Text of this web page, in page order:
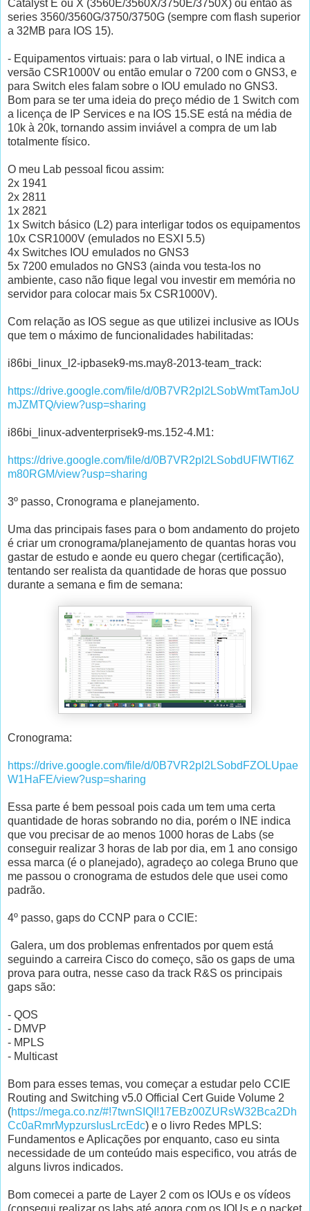
Catalyst E ou X (3560E/3560X/3750E/3750X) ou então as
series 3560/3560G/3750/3750G (sempre com flash superior
a 32MB para IOS 15).
- Equipamentos virtuais: para o lab virtual, o INE indica a
versão CSR1000V ou então emular o 7200 com o GNS3, e
para Switch eles falam sobre o IOU emulado no GNS3.
Bom para se ter uma ideia do preço médio de 1 Switch com
a licença de IP Services e na IOS 15.SE está na média de
10k à 20k, tornando assim inviável a compra de um lab
totalmente físico.
O meu Lab pessoal ficou assim:
2x 1941
2x 2811
1x 2821
1x Switch básico (L2) para interligar todos os equipamentos
10x CSR1000V (emulados no ESXI 5.5)
4x Switches IOU emulados no GNS3
5x 7200 emulados no GNS3 (ainda vou testa-los no
ambiente, caso não fique legal vou investir em memória no
servidor para colocar mais 5x CSR1000V).
Com relação as IOS segue as que utilizei inclusive as IOUs
que tem o máximo de funcionalidades habilitadas:
i86bi_linux_l2-ipbasek9-ms.may8-2013-team_track:
https://drive.google.com/file/d/0B7VR2pl2LSobWmtTamJoU
mJZMTQ/view?usp=sharing
i86bi_linux-adventerprisek9-ms.152-4.M1:
https://drive.google.com/file/d/0B7VR2pl2LSobdUFIWTl6Z
m80RGM/view?usp=sharing
3º passo, Cronograma e planejamento.
Uma das principais fases para o bom andamento do projeto
é criar um cronograma/planejamento de quantas horas vou
gastar de estudo e aonde eu quero chegar (certificação),
tentando ser realista da quantidade de horas que possuo
durante a semana e fim de semana:
Cronograma:
https://drive.google.com/file/d/0B7VR2pl2LSobdFZOLUpae
W1HaFE/view?usp=sharing
Essa parte é bem pessoal pois cada um tem uma certa
quantidade de horas sobrando no dia, porém o INE indica
que vou precisar de ao menos 1000 horas de Labs (se
conseguir realizar 3 horas de lab por dia, em 1 ano consigo
essa marca (é o planejado), agradeço ao colega Bruno que
me passou o cronograma de estudos dele que usei como
padrão.
4º passo, gaps do CCNP para o CCIE:
Galera, um dos problemas enfrentados por quem está
seguindo a carreira Cisco do começo, são os gaps de uma
prova para outra, nesse caso da track R&S os principais
gaps são:
- QOS
- DMVP
- MPLS
- Multicast
Bom para esses temas, vou começar a estudar pelo CCIE
Routing and Switching v5.0 Official Cert Guide Volume 2
(https://mega.co.nz/#!7twnSIQI!17EBz00ZURsW32Bca2Dh
Cc0aRmrMypzursIusLrcEdc) e o livro Redes MPLS:
Fundamentos e Aplicações por enquanto, caso eu sinta
necessidade de um conteúdo mais especifico, vou atrás de
alguns livros indicados.
Bom comecei a parte de Layer 2 com os IOUs e os vídeos
(consegui realizar os labs até agora com os IOUs e o packet